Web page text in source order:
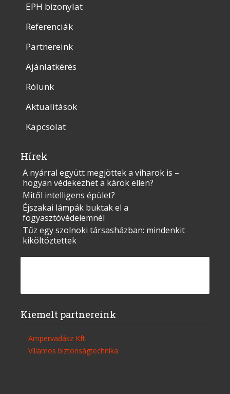
EPH bizonylat
Referenciák
Partnereink
Ajánlatkérés
Rólunk
Aktualitások
Kapcsolat
Hírek
A nyárral együtt megjöttek a viharok is –
hogyan védekezhet a károk ellen?
Mitől intelligens épület?
Éjszakai lámpák buktak el a
fogyasztóvédelemnél
Tűz egy szolnoki társasházban: mindenkit
kiköltöztettek
Kiemelt partnereink
Ampervadász Kft.
Villamos biztonságtechnika